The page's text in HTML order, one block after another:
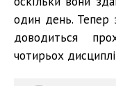
один день. Тепер
доводиться
чотирьох